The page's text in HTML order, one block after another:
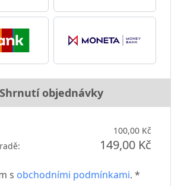
Shrnutí objednávky
100,00 Kč
149,00 Kč
s obchodními podmínkami. *